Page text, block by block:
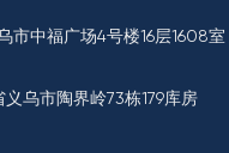
市中福广场4号楼16层1608室
义乌市陶界岭73栋179库房